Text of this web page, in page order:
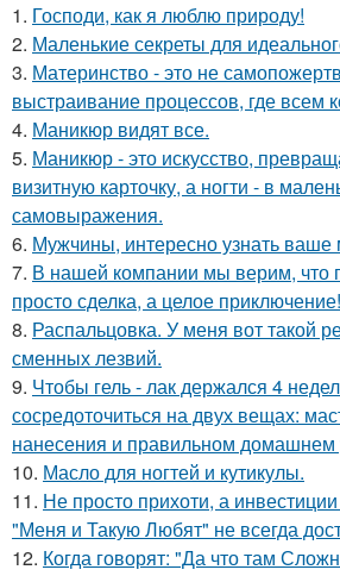
1. Господи, как я люблю природу!
2. Маленькие секреты для
3. Материнство - это не
выстраивание процессов, где всем
4. Маникюр видят все.
5. Маникюр - это искусство,
визитную карточку, а ногти - в
самовыражения.
6. Мужчины, интересно узнать ваше
7. В нашей компании мы верим, что
просто сделка, а целое приключение!
8. Распальцовка. У меня вот такой
сменных лезвий.
9. Чтобы гель - лак держался 4
сосредоточиться на двух вещах:
нанесения и правильном домашнем
10. Масло для ногтей и кутикулы.
11. Не просто прихоти, а
"Меня и Такую Любят" не всегда
12. Когда говорят: "Да что там